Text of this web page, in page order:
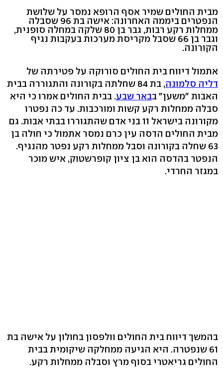
מבית החולים שמיר אסף הרופא נמסר על שלושת
הנפטרים ביממה האחרונה: אישה בת 96 שסבלה
ממחלות רקע רבות, גבר בן 80 שלקה במחלה סופנית,
וגבר בן 66 שסבל מקריסת מערכות בעקבות נגיף
הקורונה.
אתמול דיווח בית החולים סורוקה על פטירתה של
דליה סלמונה
, בת 84 שחלתה בקורונה והתגוררה בבית
האבות "משען" בבאר שבע. בבית החולים אמרו כי היא
סבלה ממחלות רקע קשות ומורכבות. עד כה נפטרו
מקורונה בישראל 11 בני אדם שהתגוררו בבתי אבות. גם
מבית החולים הדסה עין כרם נמסר אתמול כי חולה בן
63 שחלה בקורונה וסבל ממחלות רקע נפטר מהנגיף.
הנפטר בהדסה הוא בן ציון קופרשטוק, איש מוכר
במגזר החרדי.
בהמשך דיווח בית החולים וולפסון בחולון על אישה בת
61 שנפטרה. היא הגיעה ממחלקה שיקומית בבית
החולים גריאטרי בסוף מרץ וסבלה ממחלות רקע.